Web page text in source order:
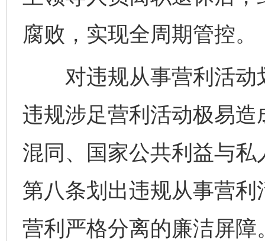
腐败，实现全周期管控。
对违规从事营利活动
违规涉足营利活动极易
混同、国家公共利益与
第八条划出违规从事营
营利严格分离的廉洁屏